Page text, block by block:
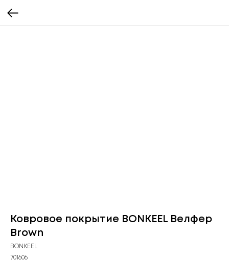
Ковровое покрытие BONKEEL Велфер
Brown
BONKEEL
701606